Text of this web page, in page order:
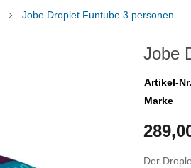
Jobe Droplet Funtube 3 personen
Jobe
Artikel-Nr.
Marke
Der